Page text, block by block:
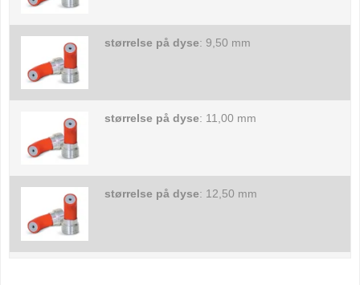
størrelse på dyse: 9,50 mm
størrelse på dyse: 11,00 mm
størrelse på dyse: 12,50 mm